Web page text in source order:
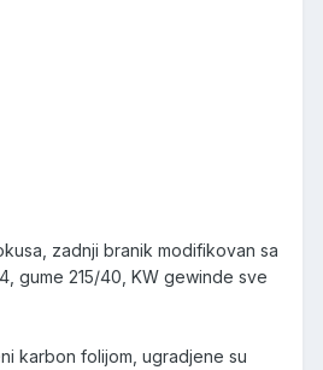
zadnji branik modifikovan sa
gume 215/40, KW gewinde sve
karbon folijom, ugradjene su